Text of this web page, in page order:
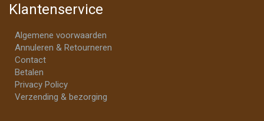
Klantenservice
Algemene voorwaarden
Annuleren & Retourneren
Contact
Betalen
Privacy Policy
Verzending & bezorging